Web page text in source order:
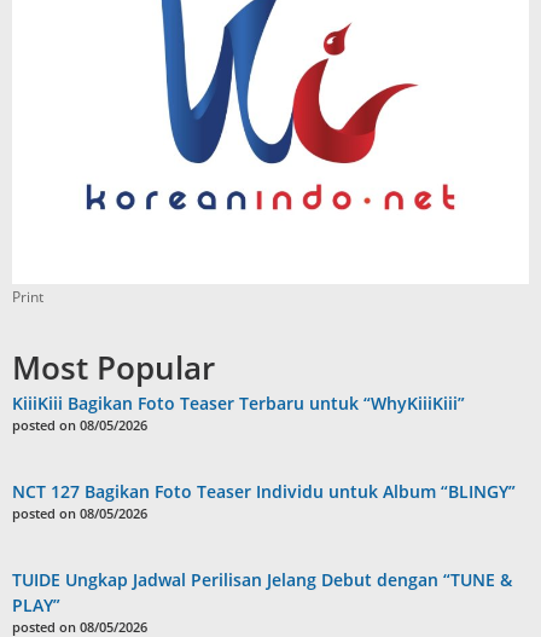
Print
Most Popular
KiiiKiii Bagikan Foto Teaser Terbaru untuk “WhyKiiiKiii”
posted on 08/05/2026
NCT 127 Bagikan Foto Teaser Individu untuk Album “BLINGY”
posted on 08/05/2026
TUIDE Ungkap Jadwal Perilisan Jelang Debut dengan “TUNE &
PLAY”
posted on 08/05/2026